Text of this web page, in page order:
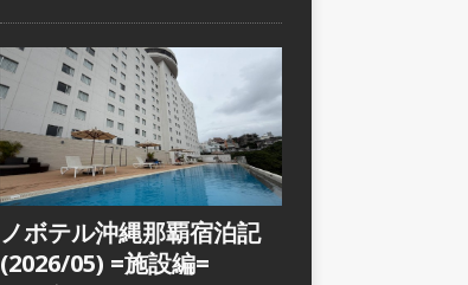
ノボテル沖縄那覇宿泊記
(2026/05) =施設編=